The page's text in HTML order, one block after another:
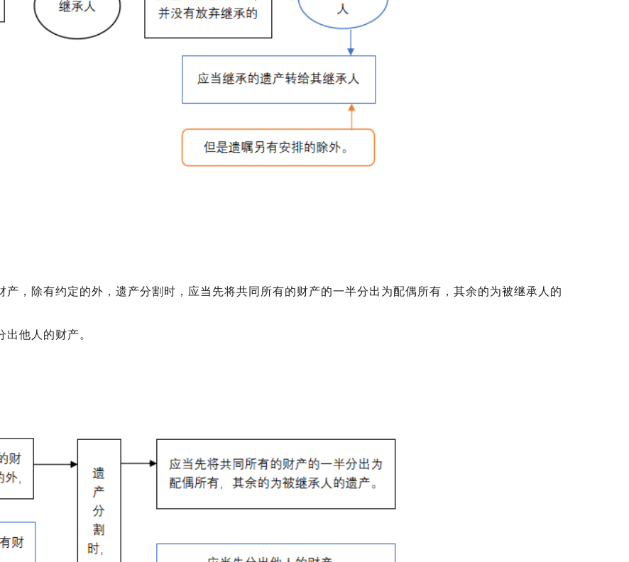
产，除有约定的外，遗产分割时，应当先将共同所有的财产的一半分出为配偶所有，其余的为被继承人的
他人的财产。